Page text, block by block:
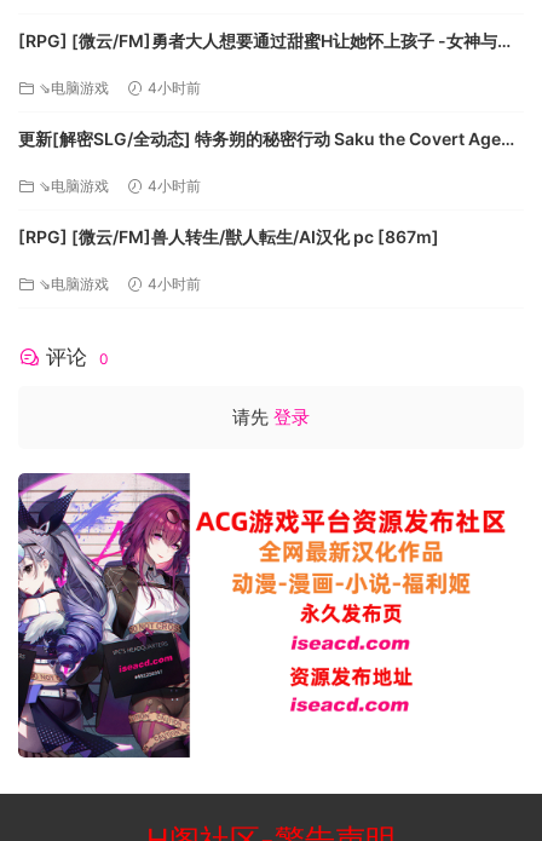
[RPG] [微云/FM]勇者大人想要通过甜蜜H让她怀上孩子 -女神与淫
⇘电脑游戏 4小时前
更新[解密SLG/全动态] 特务朔的秘密行动 Saku the Covert Agent
⇘电脑游戏 4小时前
[RPG] [微云/FM]兽人转生/獣人転生/AI汉化 pc [867m]
⇘电脑游戏 4小时前
评论 0
请先 登录